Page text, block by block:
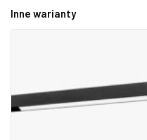
Inne warianty